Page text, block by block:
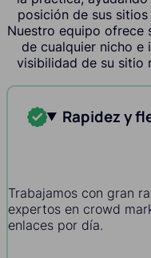
posición de sus
Nuestro equipo ofrece
de cualquier nicho e
visibilidad de su sitio
Rapidez y
Trabajamos con gran
expertos en crowd
enlaces por día.